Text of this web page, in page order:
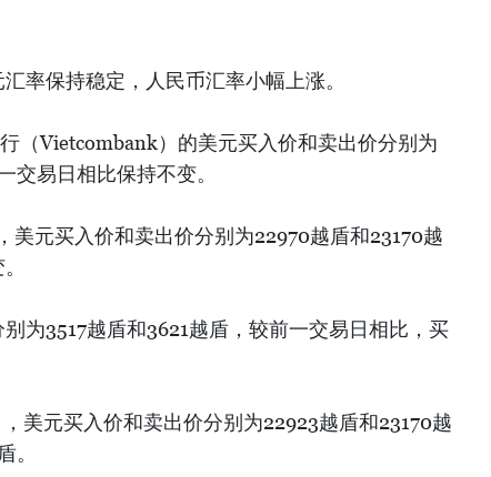
率保持稳定，人民币汇率小幅上涨。
（Vietcombank）的美元买入价和卖出价分别为
交易日相比保持不变。
美元买入价和卖出价分别为22970越盾和23170越
为3517越盾和3621越盾，较前一交易日相比，买
美元买入价和卖出价分别为22923越盾和23170越
。